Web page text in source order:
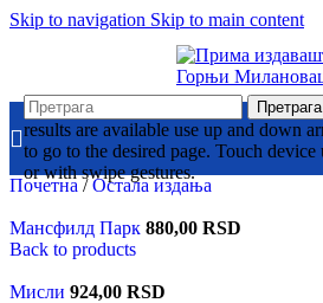
Skip to navigation Skip to main content
Претрага
results are available use up and down
to go to the desired page. Touch device
or with swipe gestures.
Почетна/ Остала издања
Мансфилд Парк 880,00 RSD
Back to products
Мисли 924,00 RSD